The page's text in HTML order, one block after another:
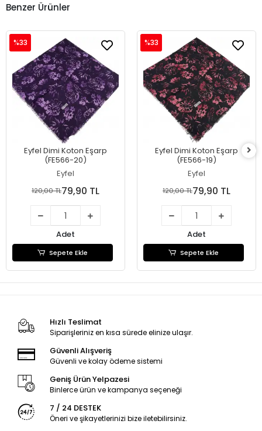
Benzer Ürünler
Eyfel Dimi Koton Eşarp
(FE566-20)
Eyfel
%33
120,00 TL79,90 TL
Adet
Sepete Ekle
Eyfel Dimi Koton Eşarp
(FE566-19)
Eyfel
%33
120,00 TL79,90 TL
Adet
Sepete Ekle
Hızlı Teslimat
Siparişleriniz en kısa sürede elinize ulaşır.
Güvenli Alışveriş
Güvenli ve kolay ödeme sistemi
Geniş Ürün Yelpazesi
Binlerce ürün ve kampanya seçeneği
7 / 24 DESTEK
Öneri ve şikayetlerinizi bize iletebilirsiniz.